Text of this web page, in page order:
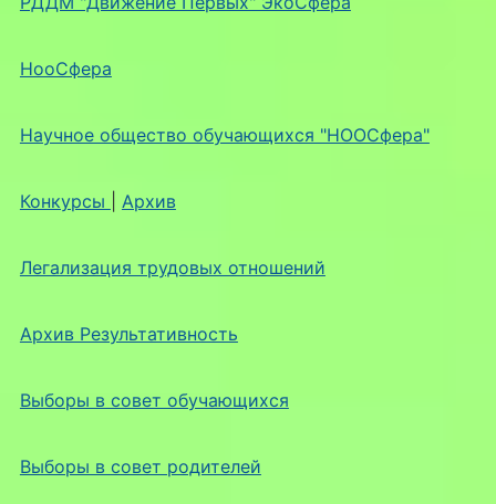
НооСфера
Научное общество обучающихся "НООСфера"
Конкурсы Архив
Легализация трудовых отношений
Архив Результативность
Выборы в совет обучающихся
Выборы в совет родителей